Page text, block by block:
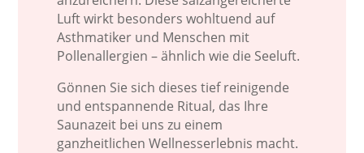
Luft wirkt besonders wohltuend auf
Asthmatiker und Menschen mit
Pollenallergien – ähnlich wie die Seeluft.
Gönnen Sie sich dieses tief reinigende
und entspannende Ritual, das Ihre
Saunazeit bei uns zu einem
ganzheitlichen Wellnesserlebnis macht.